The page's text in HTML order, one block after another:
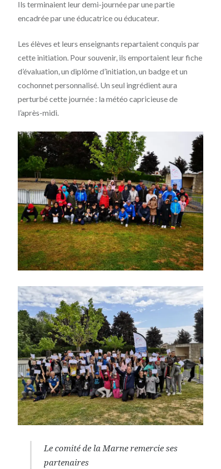
Ils terminaient leur demi-journée par une partie
encadrée par une éducatrice ou éducateur.
Les élèves et leurs enseignants repartaient conquis par
cette initiation. Pour souvenir, ils emportaient leur fiche
d’évaluation, un diplôme d’initiation, un badge et un
cochonnet personnalisé. Un seul ingrédient aura
perturbé cette journée : la météo capricieuse de
l’après-midi.
Le comité de la Marne remercie ses
partenaires